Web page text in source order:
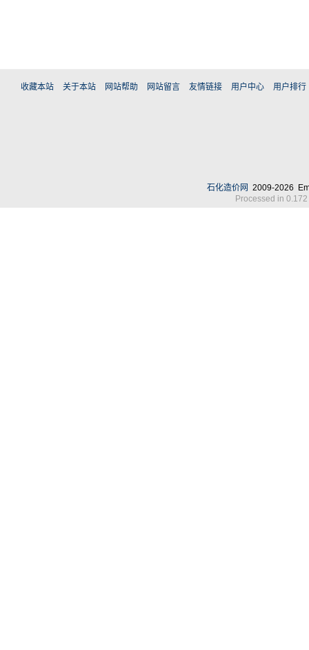
收藏本站 关于本站 网站帮助 网站留言 友情链接 用户中心 用户排行
石化造价网 2009-2026
Processed in